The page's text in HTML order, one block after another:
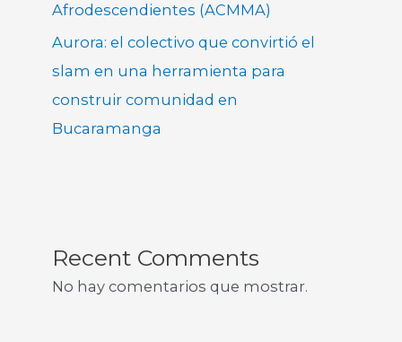
Afrodescendientes (ACMMA)
Aurora: el colectivo que convirtió el
slam en una herramienta para
construir comunidad en
Bucaramanga
Recent Comments
No hay comentarios que mostrar.